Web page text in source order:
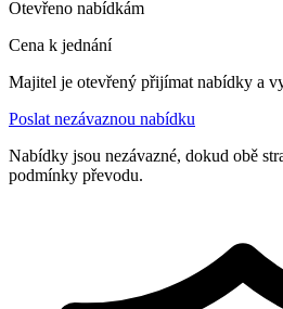
Otevřeno nabídkám
Cena k jednání
Majitel je otevřený přijímat nabídky a
Poslat nezávaznou nabídku
Nabídky jsou nezávazné, dokud obě
podmínky převodu.